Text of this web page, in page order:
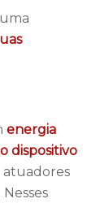
energia
dispositivo
atuadores